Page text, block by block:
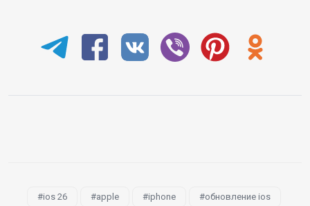
ios 26 apple iphone обновление ios